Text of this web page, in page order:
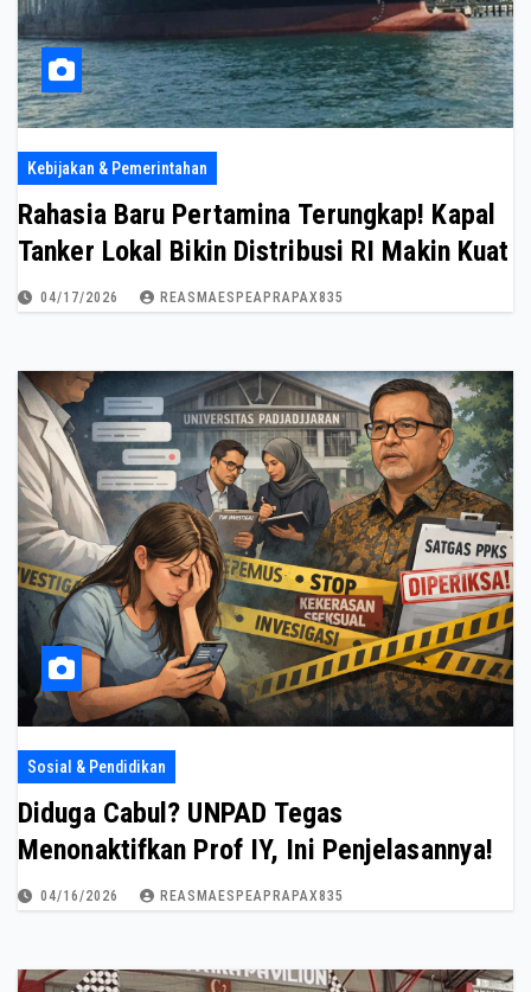
Kebijakan & Pemerintahan
Rahasia Baru Pertamina Terungkap! Kapal
Tanker Lokal Bikin Distribusi RI Makin Kuat
04/17/2026 REASMAESPEAPRAPAX835
Sosial & Pendidikan
Diduga Cabul? UNPAD Tegas
Menonaktifkan Prof IY, Ini Penjelasannya!
04/16/2026 REASMAESPEAPRAPAX835